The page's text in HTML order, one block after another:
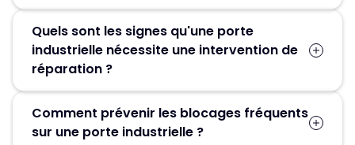
Quels sont les signes qu'une porte
industrielle nécessite une intervention de
réparation ?
difficulté à manœuvrer la porte ou blocage
total ? Ce sont les signes qu’une réparation
Comment prévenir les blocages fréquents
sur une porte industrielle ?